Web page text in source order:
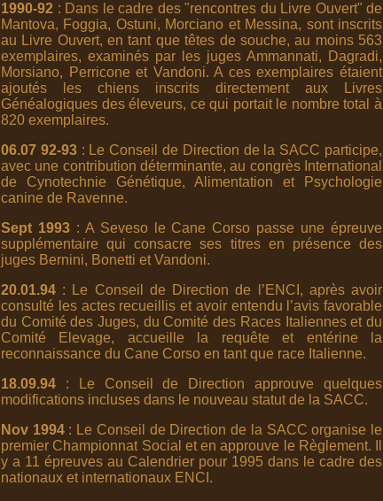
1990-92 : Dans le cadre des "rencontres du Livre Ouvert" de
Mantova, Foggia, Ostuni, Morciano et Messina, sont inscrits
au Livre Ouvert, en tant que têtes de souche, au moins 563
exemplaires, examinés par les juges Ammannati, Dagradi,
Morsiano, Perricone et Vandoni. A ces exemplaires étaient
ajoutés les chiens inscrits directement aux Livres
Généalogiques des éleveurs, ce qui portait le nombre total à
820 exemplaires.
06.07 92-93: Le Conseil de Direction de la SACC participe,
avec une contribution déterminante, au congrès International
de Cynotechnie Génétique, Alimentation et Psychologie
canine de Ravenne.
Sept 1993: A Seveso le Cane Corso passe une épreuve
supplémentaire qui consacre ses titres en présence des
juges Bernini, Bonetti et Vandoni.
20.01.94 : Le Conseil de Direction de l’ENCI, après avoir
consulté les actes recueillis et avoir entendu l’avis favorable
du Comité des Juges, du Comité des Races Italiennes et du
Comité Elevage, accueille la requête et entérine la
reconnaissance du Cane Corso en tant que race Italienne.
18.09.94 : Le Conseil de Direction approuve quelques
modifications incluses dans le nouveau statut de la SACC.
Nov 1994: Le Conseil de Direction de la SACC organise le
premier Championnat Social et en approuve le Règlement. Il
y a 11 épreuves au Calendrier pour 1995 dans le cadre des
nationaux et internationaux ENCI.